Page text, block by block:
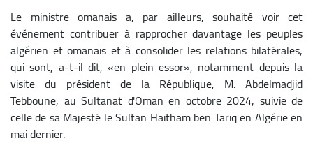
Le ministre omanais a, par ailleurs, souhaité voir cet
événement contribuer à rapprocher davantage les peuples
algérien et omanais et à consolider les relations bilatérales,
qui sont, a-t-il dit, «en plein essor», notamment depuis la
visite du président de la République, M. Abdelmadjid
Tebboune, au Sultanat d'Oman en octobre 2024, suivie de
celle de sa Majesté le Sultan Haitham ben Tariq en Algérie en
mai dernier.